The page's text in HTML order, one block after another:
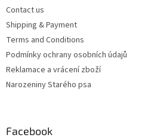
Contact us
Shipping & Payment
Terms and Conditions
Podmínky ochrany osobních údajů
Reklamace a vrácení zboží
Narozeniny Starého psa
Facebook